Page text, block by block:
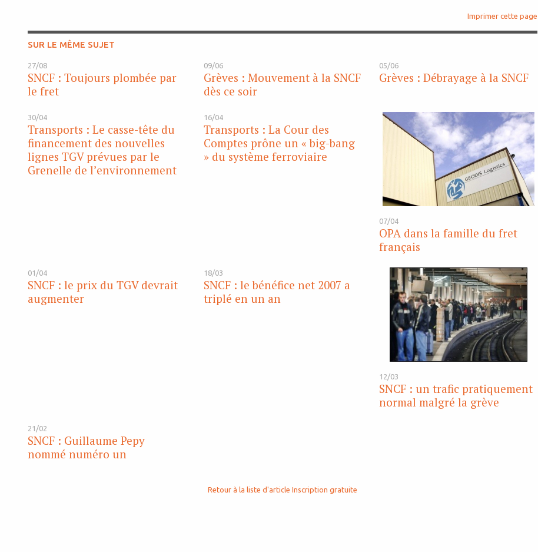
Imprimer cette page
SUR LE MÊME SUJET
27/08
SNCF : Toujours plombée par
le fret
09/06
Grèves : Mouvement à la SNCF
dès ce soir
05/06
Grèves : Débrayage à la SNCF
30/04
Transports : Le casse-tête du
financement des nouvelles
lignes TGV prévues par le
Grenelle de l’environnement
16/04
Transports : La Cour des
Comptes prône un « big-bang
» du système ferroviaire
07/04
OPA dans la famille du fret
français
01/04
SNCF : le prix du TGV devrait
augmenter
18/03
SNCF : le bénéfice net 2007 a
triplé en un an
12/03
SNCF : un trafic pratiquement
normal malgré la grève
21/02
SNCF : Guillaume Pepy
nommé numéro un
Retour à la liste d'article Inscription gratuite